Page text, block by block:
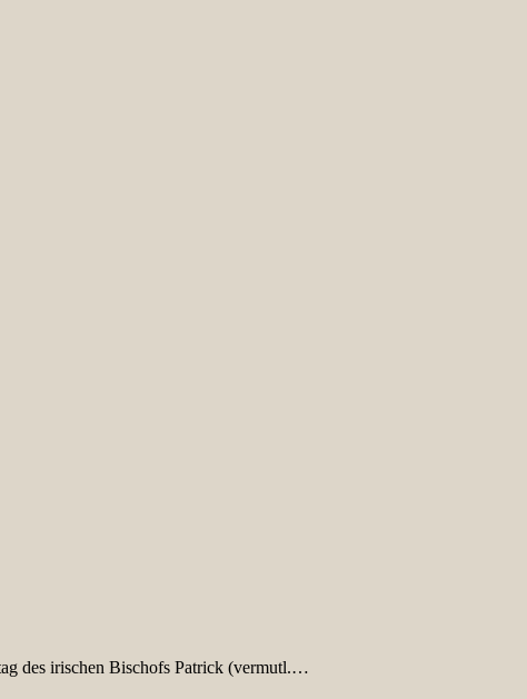
des irischen Bischofs Patrick (vermutl.…